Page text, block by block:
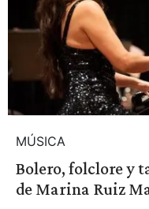
MÚSICA
Bolero, folclore y
de Marina Ruiz